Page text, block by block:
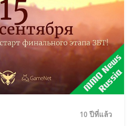
10 ปีที่แล้ว